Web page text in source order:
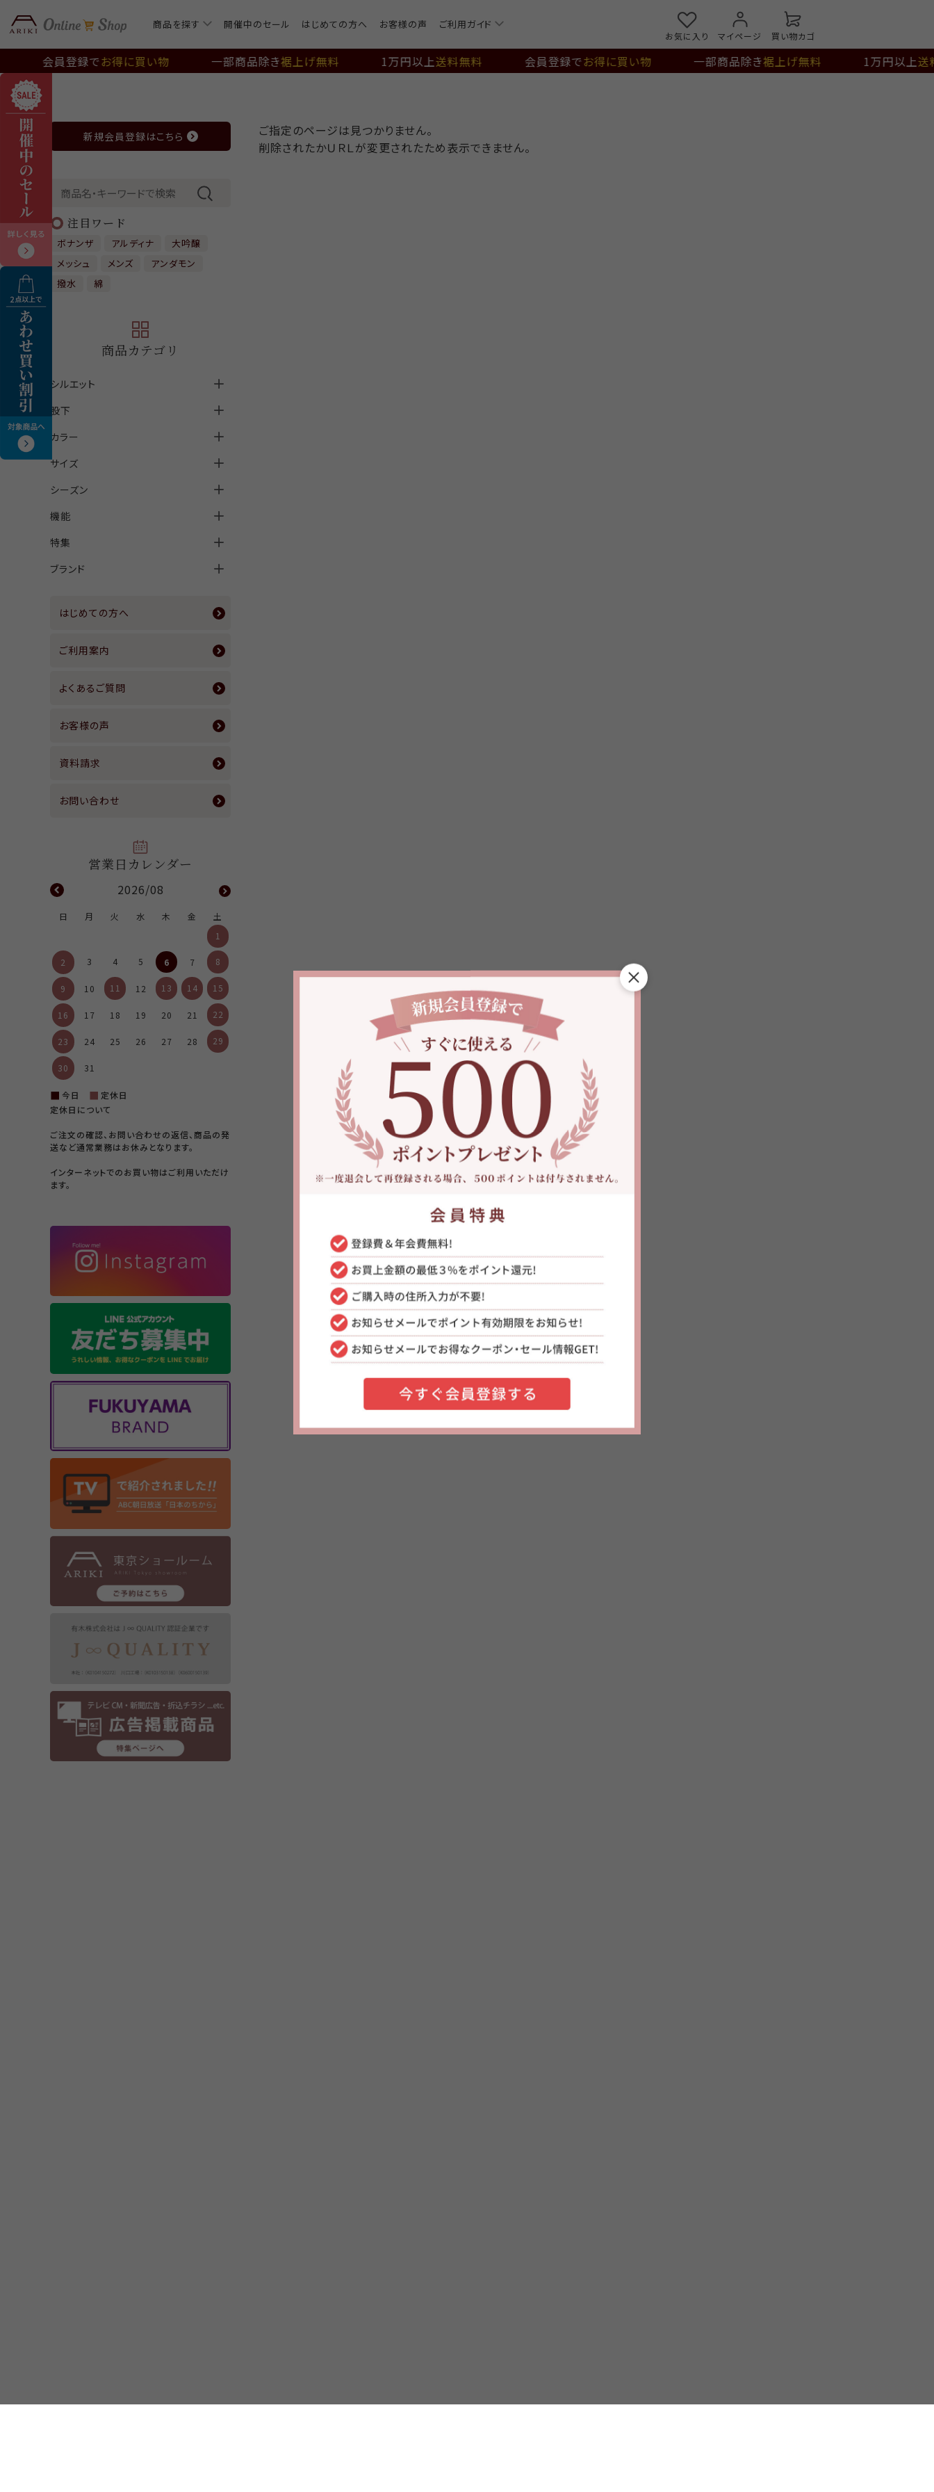
カートに入れる 商品を探す 開催中のセール はじめての方へ お客様の声 ご利用ガイド
お気に入り マイページ 買い物カゴ
会員登録でお得に買い物 一部商品除き裾上げ無料 1万円以上送料無料 会員登録でお得に買い物 一部商品除き裾上げ無料 1万円以上送
ご指定のページは見つかりません。
削除されたかＵＲＬが変更されたため表示できません。
新規会員登録はこちら
注目ワード
ボナンザ アルディナ
大吟醸
メッシュ
メンズ
アンダモン
撥水
綿
商品カテゴリ
シルエット
ストレート
スリム
テーパード
ワイド
セミフレア
その他
メンズ
股下
クロップド丈(股下60cm以下)
アンクル丈(股下61cm～69cm)
フルレングス(股下70cm以上)
カラー
ホワイト
ブラック
ベージュ
ネイビー
パープル
レッド
サイズ
S
M
L
LL
シーズン
オールシーズン
サマー
ウィンター
機能
前ポケット付
後ポケット付
吸水速乾
吸湿発熱
撥水
フォーマルブラック
特集
パンツカタログ2026盛夏号掲載商
マンスリーセール商品
ARIKI for MEN
ブランド
＞
P.WILL.FREE＜ウィルフリー＞
はじめての方へ
ご利用案内
よくあるご質問
お客様の声
資料請求
お問い合わせ
2026/08
日 月 火 水 木 金
土
1
2 3 4 5 6 7 8
9 10 11 12 13 14 15
16 17 18 19 20 21 22
23 24 25 26 27 28 29
30 31
■ 今日 ■ 定休日
定休日について
ご注文の確認、お問い合わせの返信、商品の発
送など通常業務はお休みとなります。
インターネットでのお買い物はご利用いただけ
ます。